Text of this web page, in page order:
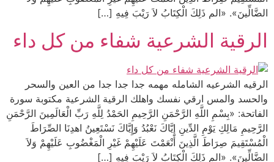
الضَّالِّينَ». «الم ذَلِكَ الْكِتَابُ لاَ رَيْبَ فِيهِ […]
الرقية الشرعية شفاء من كل داء
الرقيه الشرعيه الشامله مهمه جدا جدا جدا من العين والسحر
والحسد والمس ارقي نفسك واهلك الرقية الشرعية مكتوبة سورة
الفاتحة: «بِسْمِ اللَّهِ الرَّحْمَنِ الرَّحِيمِ الحَمْدُ لِلَّهِ رَبِّ الْعَالَمِينَ الرَّحْمَنِ
الرَّحِيمِ مَالِكِ يَوْمِ الدِّينِ إِيَّاكَ نَعْبُدُ وَإِيَّاكَ نَسْتَعِينُ اهدِنَا الصِّرَاطَ
الْمُسْتَقِيمَ صِرَاطَ الَّذِينَ أَنْعَمْتَ عَلَيْهِمْ غَيْرِ الْمَغْضُوبِ عَلَيْهِمْ وَلاَ
الضَّالِّينَ». «الم ذَلِكَ الْكِتَابُ لاَ رَيْبَ فِيهِ […]